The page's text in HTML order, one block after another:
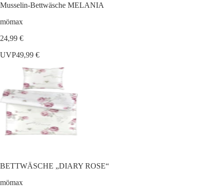
Musselin-Bettwäsche MELANIA
mömax
24,99 €
UVP49,99 €
BETTWÄSCHE „DIARY ROSE“
mömax